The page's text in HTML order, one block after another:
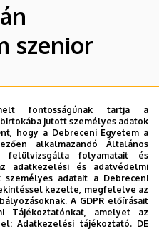
szenior
Témavezető
Bényei Tamás
Séllei Nóra
Séllei Nóra
Bényei Tamás
fontosságúnak tartja a
jutott személyes adatok
hogy a Debreceni Egyetem a
alkalmazandó Általános
felülvizsgálta folyamatait és
adatkezelési és adatvédelmi
adatait a Debreceni
kezelte, megfelelve az
A GDPR előírásait
Tájékoztatónkat, amelyet az
el:Adatkezelési tájékoztató. DE